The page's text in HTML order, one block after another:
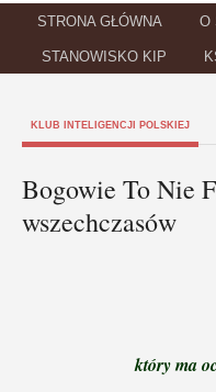
STRONA GŁÓWNA O
STANOWISKO KIP
KLUB INTELIGENCJI POLSKIEJ
Bogowie To Nie
wszechczasów
który ma